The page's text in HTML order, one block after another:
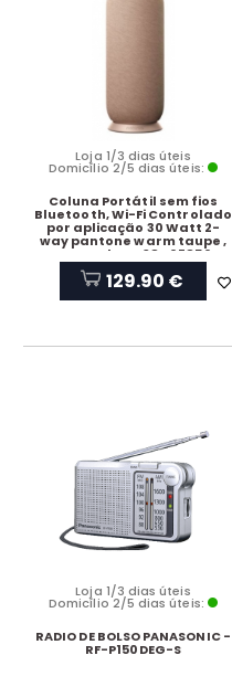
Loja 1/3 dias úteis
Domicílio 2/5 dias úteis:
Coluna Portátil sem fios
Bluetooth, Wi-Fi Controlado
por aplicação 30 Watt 2-
way pantone warm taupe ,
Motorola PG38C07850
129.90 €
Loja 1/3 dias úteis
Domicílio 2/5 dias úteis:
RADIO DE BOLSO PANASONIC -
RF-P150DEG-S